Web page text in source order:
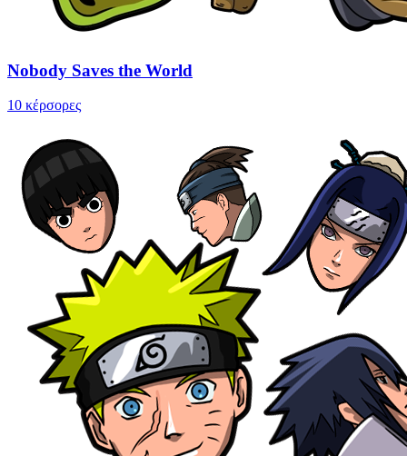
Nobody Saves the World
10 κέρσορες